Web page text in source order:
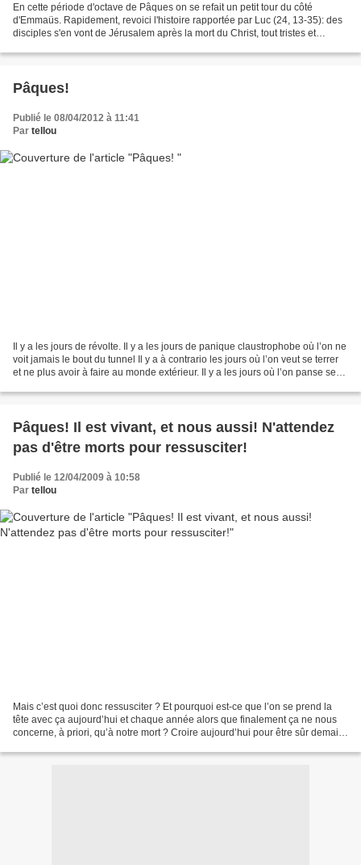
En cette période d'octave de Pâques on se refait un petit tour du côté
d'Emmaüs. Rapidement, revoici l'histoire rapportée par Luc (24, 13-35): des
disciples s'en vont de Jérusalem après la mort du Christ, tout tristes et
Pâques!
Publié le 08/04/2012 à 11:41
Par tellou
Il y a les jours de révolte. Il y a les jours de panique claustrophobe où l’on ne
voit jamais le bout du tunnel Il y a à contrario les jours où l’on veut se terrer
et ne plus avoir à faire au monde extérieur. Il y a les jours où l’on panse ses
Pâques! Il est vivant, et nous aussi! N'attendez
pas d'être morts pour ressusciter!
Publié le 12/04/2009 à 10:58
Par tellou
Mais c’est quoi donc ressusciter ? Et pourquoi est-ce que l’on se prend la
tête avec ça aujourd’hui et chaque année alors que finalement ça ne nous
concerne, à priori, qu’à notre mort ? Croire aujourd’hui pour être sûr demain